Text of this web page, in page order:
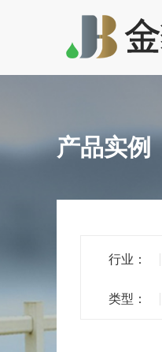
产品实例
行业：
类型：